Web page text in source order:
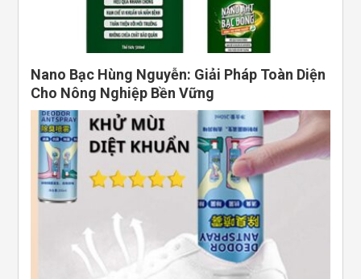
Nano Bạc Hùng Nguyễn: Giải Pháp Toàn Diện
Cho Nông Nghiệp Bền Vững